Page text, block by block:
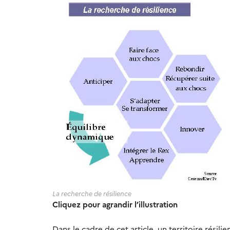
La recherche de résilience
Cliquez pour agrandir l’illustration